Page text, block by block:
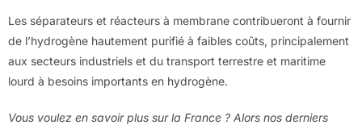
Les séparateurs et réacteurs à membrane contribueront à fournir
de l’hydrogène hautement purifié à faibles coûts, principalement
aux secteurs industriels et du transport terrestre et maritime
lourd à besoins importants en hydrogène.
Vous voulez en savoir plus sur la France ? Alors nos derniers